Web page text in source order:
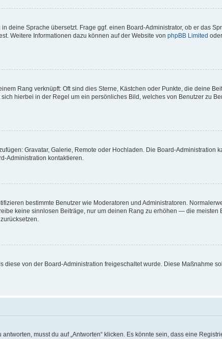
deine Sprache übersetzt. Frage ggf. einen Board-Administrator, ob er das
Weitere Informationen dazu können auf der Website von phpBB Limited
Rang verknüpft: Oft sind dies Sterne, Kästchen oder Punkte, die deine
hierbei in der Regel um ein persönliches Bild, welches von Benutzer zu
Gravatar, Galerie, Remote oder Hochladen. Die Board-Administration
Administration kontaktieren.
bestimmte Benutzer wie Moderatoren und Administratoren.
keine sinnlosen Beiträge, nur um deinen Rang zu erhöhen — die meisten
von der Board-Administration freigeschaltet wurde. Diese Maßnahme
musst du auf „Antworten“ klicken. Es könnte sein, dass eine